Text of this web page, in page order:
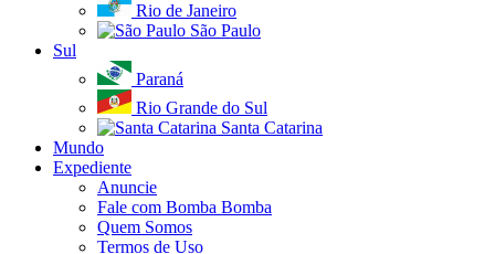
Rio de Janeiro
São Paulo
Sul
Paraná
Rio Grande do Sul
Santa Catarina
Mundo
Expediente
Anuncie
Fale com Bomba Bomba
Quem Somos
Termos de Uso